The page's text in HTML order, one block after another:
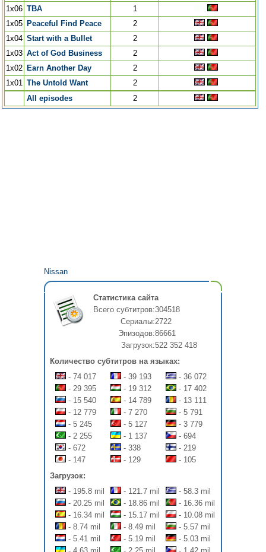
1x06 TBA
1
1x05 Peaceful Find Peace
2
1x04 Start with a Bullet
2
1x03 Act of God Business
2
1x02 Earn Another Day
2
1x01 The Untold Want
2
All episodes
2
Nissan
Статистика сайта
Всего субтитров:304518
Сериалы:2722
Эпизодов:86661
Загрузок:522 352 418
Количество субтитров на языках:
- 74 017
- 39 193
- 36 072
- 29 395
- 19 312
- 17 402
- 15 540
- 14 789
- 13 111
- 12 779
- 7 270
- 5 791
- 5 245
- 5 127
- 3 779
- 2 255
- 1 137
- 694
- 672
- 338
- 219
- 147
- 129
- 105
Загрузок:
- 195.8 mil
- 121.7 mil
- 58.3 mil
- 20.25 mil
- 18.86 mil
- 16.36 mil
- 16.34 mil
- 15.17 mil
- 10.08 mil
- 8.74 mil
- 8.49 mil
- 5.57 mil
- 5.41 mil
- 5.19 mil
- 5.03 mil